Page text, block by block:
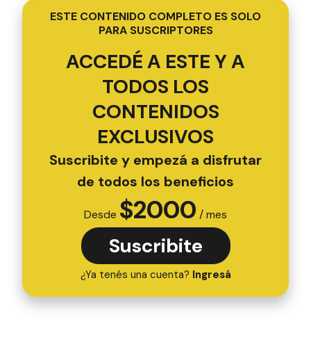
ESTE CONTENIDO COMPLETO ES SOLO
PARA SUSCRIPTORES
ACCEDÉ A ESTE Y A
TODOS LOS
CONTENIDOS
EXCLUSIVOS
Suscribite y empezá a disfrutar
de todos los beneficios
Desde $2000 / mes
Suscribite
¿Ya tenés una cuenta? Ingresá